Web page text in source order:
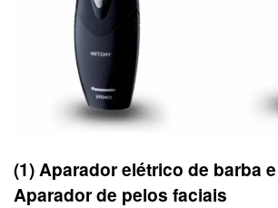
(1) Aparador elétrico de barba
Aparador de pelos faciais